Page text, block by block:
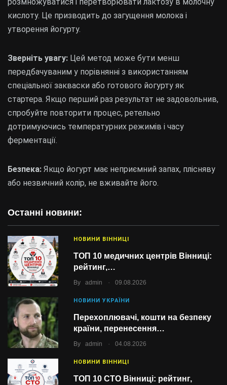
Останні новини:
НОВИНИ ВІННИЦІ
ТОП 10 медичних центрів Вінниці:
рейтинг,…
By admin . 09.08.2026
НОВИНИ УКРАЇНИ
Перехоплювачі, кошти на безпеку
країни, перенесення…
By admin . 04.08.2026
НОВИНИ ВІННИЦІ
ТОП 10 СТО Вінниці: рейтинг,
кислоту. Це призводить до загущення молока і
утворення йогурту.
Зверніть увагу: Цей метод може бути менш
передбачуваним у порівнянні з використанням
спеціальної закваски або готового йогурту як
стартера. Якщо перший раз результат не задовольнив,
спробуйте повторити процес, ретельно
дотримуючись температурних режимів і часу
ферментації.
Безпека: Якщо йогурт має неприємний запах, плісняву
або незвичний колір, не вживайте його.